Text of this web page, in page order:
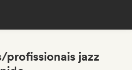
profissionais jazz